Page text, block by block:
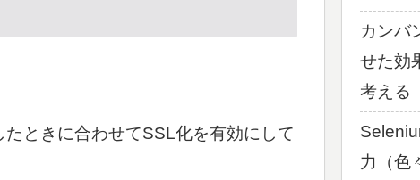
ときに合わせてSSL化を有効にして
カンバ
せた効
考える
力（色